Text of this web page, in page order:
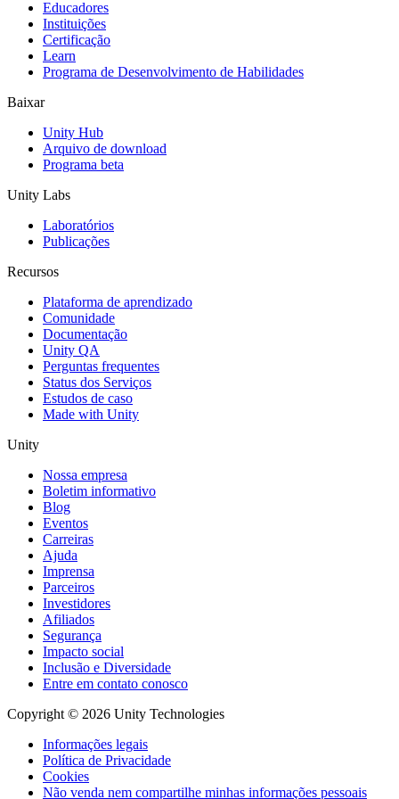
Jogos XR
Lance jogos XR em várias plataformas
Jogos com multijogador
Educadores
Instituições
Certificação
Learn
Programa de Desenvolvimento de Habilidades
Baixar
Unity Hub
Arquivo de download
Programa beta
Unity Labs
Laboratórios
Publicações
Recursos
Plataforma de aprendizado
Comunidade
Documentação
Unity QA
Perguntas frequentes
Status dos Serviços
Estudos de caso
Made with Unity
Unity
Nossa empresa
Boletim informativo
Blog
Eventos
Carreiras
Ajuda
Imprensa
Parceiros
Investidores
Afiliados
Segurança
Impacto social
Inclusão e Diversidade
Entre em contato conosco
Copyright © 2026 Unity Technologies
Informações legais
Política de Privacidade
Cookies
Não venda nem compartilhe minhas informações pessoais